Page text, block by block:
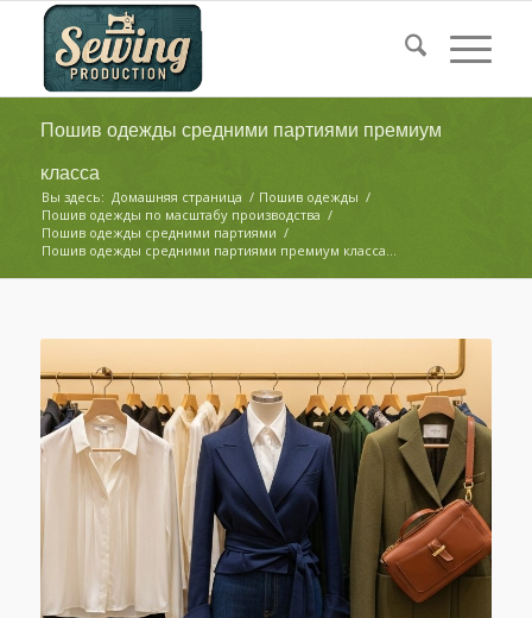
Пошив одежды средними партиями премиум
класса
Вы здесь: Домашняя страница / Пошив одежды /
Пошив одежды по масштабу производства /
Пошив одежды средними партиями /
Пошив одежды средними партиями премиум класса...